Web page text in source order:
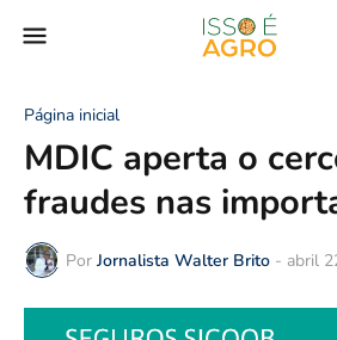
Página inicial
MDIC aperta o
fraudes nas
Por Jornalista Walter Brito - abril